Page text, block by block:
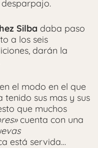
Silba daba paso
a los seis
darán la
el modo en el que
sus mas y sus
que muchos
cuenta con una
está servida…